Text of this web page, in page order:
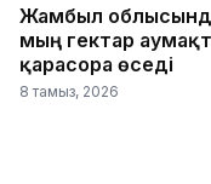
Жамбыл
мың гектар
қарасора өседі
8 тамыз, 2026